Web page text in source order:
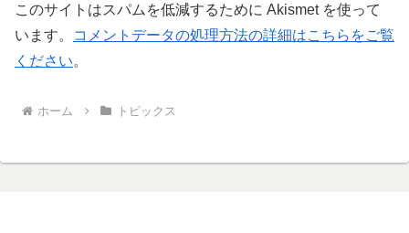
このサイトはスパムを低減するために Akismet を使って
います。
コメントデータの処理方法の詳細はこちらをご覧
ください。
ホーム トピックス